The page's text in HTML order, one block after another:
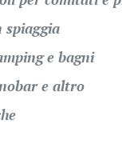
spiaggia
e bagni
e altro